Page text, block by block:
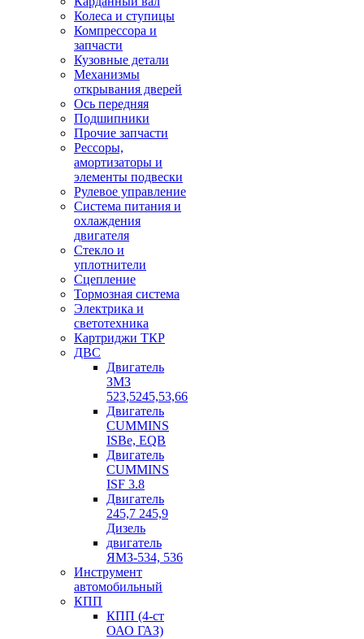
Колеса и ступицы
Компрессора и
запчасти
Кузовные детали
Механизмы
открывания дверей
Ось передняя
Подшипники
Прочие запчасти
Рессоры,
амортизаторы и
элементы подвески
Рулевое управление
Система питания и
охлаждения
двигателя
Стекло и
уплотнители
Сцепление
Тормозная система
Электрика и
светотехника
Картриджи ТКР
ДВС
Двигатель
ЗМЗ
523,5245,53,66
Двигатель
CUMMINS
ISBe, EQB
Двигатель
CUMMINS
ISF 3.8
Двигатель
245,7 245,9
Дизель
двигатель
ЯМЗ-534, 536
Инструмент
автомобильный
КПП
КПП (4-ст
ОАО ГАЗ)